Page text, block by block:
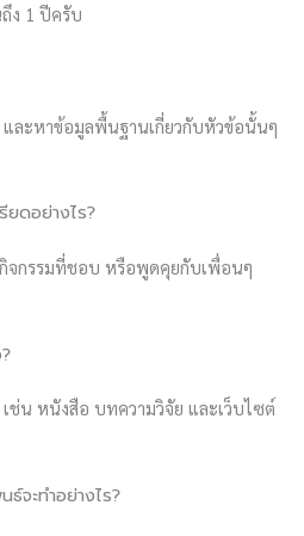
ง 1 ปีครับ
และหาข้อมูลพื้นฐานเกี่ยวกับหัวข้อนั้นๆ
ยดอย่างไร?
จกรรมที่ชอบ หรือพูดคุยกับเพื่อนๆ
ช่น หนังสือ บทความวิจัย และเว็บไซต์
จะทำอย่างไร?